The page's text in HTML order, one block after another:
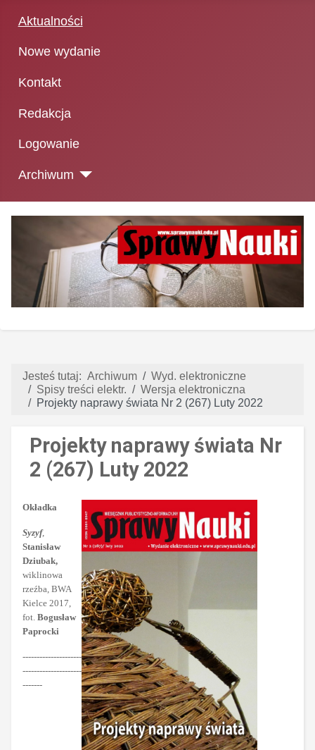
Aktualności
Nowe wydanie
Kontakt
Redakcja
Logowanie
Archiwum
Jesteś tutaj: Archiwum
Wyd. elektroniczne
Spisy treści elektr.
Wersja elektroniczna
Projekty naprawy świata Nr 2 (267) Luty 2022
Projekty naprawy świata Nr
2 (267) Luty 2022
Okładka
Syzyf,
Stanisław
Dziubak,
wiklinowa
rzeźba, BWA
Kielce 2017,
fot. Bogusław
Paprocki
---------------------
---------------------
-------